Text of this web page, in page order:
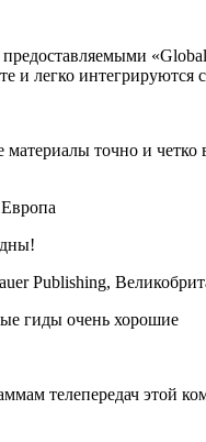
и легко интегрируются
материалы точно и
Publishing,
гиды очень хорошие
телепередач этой